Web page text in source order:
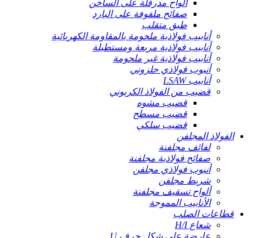
ألواح مدرفلة على الساخن
صفائح ملفوفة على البارد
طبق متقلب
أنابيب فولاذية ملحومة بالمقاومة الكهربائية
أنابيب فولاذية مربعة ومستطيلة
أنابيب فولاذية غير ملحومة
أنبوب فولاذي حلزوني
أنابيب LSAW
قضيب من الفولاذ الكربوني
قضيب مشوه
قضيب مسطح
قضيب سلكي
الفولاذ المجلفن
لفائف مجلفنة
صفائح فولاذية مجلفنة
أنبوب فولاذي مجلفن
شريط مجلفن
ألواح تسقيف مجلفنة
الأنابيب المموجة
قطاعات الصلب
شعاع H/I
عارضة على شكل حرف U